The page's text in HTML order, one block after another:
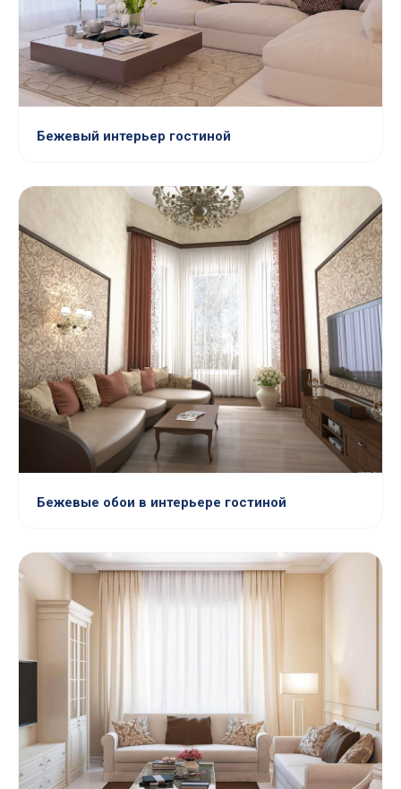
Бежевый интерьер гостиной
Бежевые обои в интерьере гостиной